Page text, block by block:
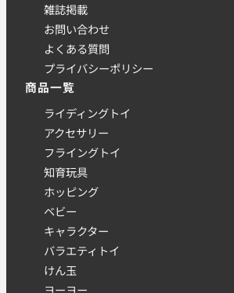
雑誌掲載
お問い合わせ
よくある質問
プライバシーポリシー
商品一覧
ライディングトイ
アクセサリー
フライングトイ
知育玩具
ホッピング
ベビー
キャラクター
バラエティトイ
けん玉
ヨーヨー